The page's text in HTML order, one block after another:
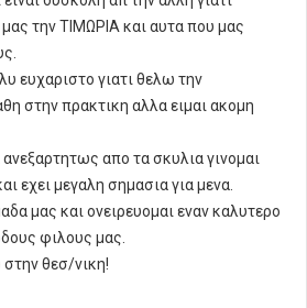
την ΤΙΜΩΡΙΑ και αυτα που μας
ευχαριστο γιατι θελω την
στην πρακτικη αλλα ειμαι ακομη
απο τα σκυλια γινομαι
εχει μεγαλη σημασια για μενα.
μας και ονειρευομαι εναν καλυτερο
φιλους μας.
θεσ/νικη!